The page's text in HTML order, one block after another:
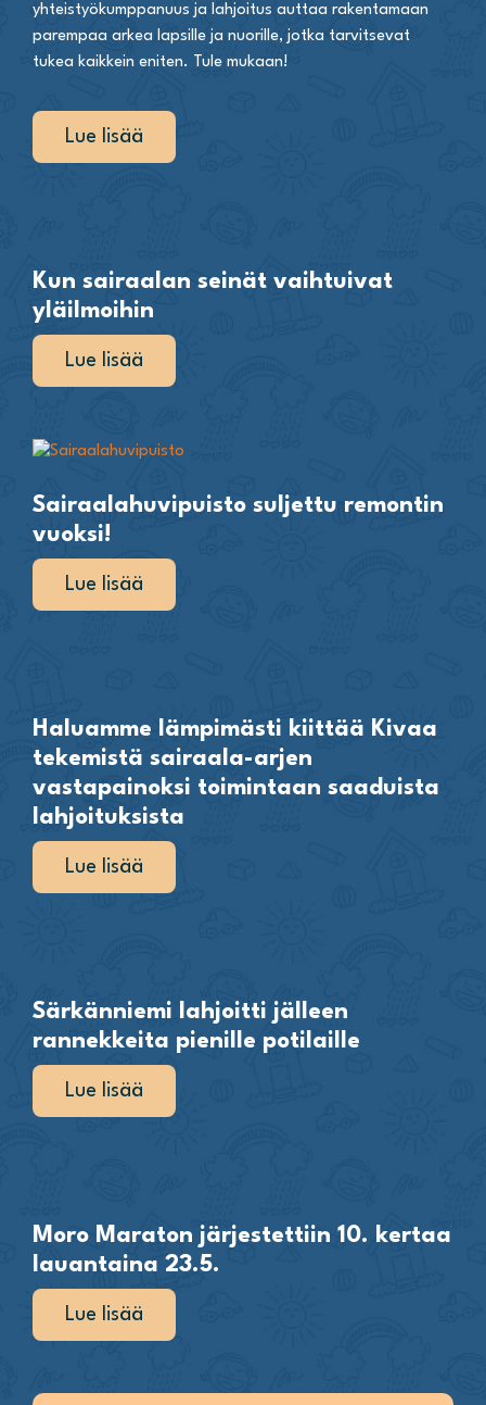
yhteistyökumppanuus ja lahjoitus auttaa rakentamaan
parempaa arkea lapsille ja nuorille, jotka tarvitsevat
tukea kaikkein eniten. Tule mukaan!
Lue lisää
Kun sairaalan seinät vaihtuivat
yläilmoihin
Lue lisää
Sairaalahuvipuisto suljettu remontin
vuoksi!
Lue lisää
Haluamme lämpimästi kiittää Kivaa
tekemistä sairaala-arjen
vastapainoksi toimintaan saaduista
lahjoituksista
Lue lisää
Särkänniemi lahjoitti jälleen
rannekkeita pienille potilaille
Lue lisää
Moro Maraton järjestettiin 10. kertaa
lauantaina 23.5.
Lue lisää